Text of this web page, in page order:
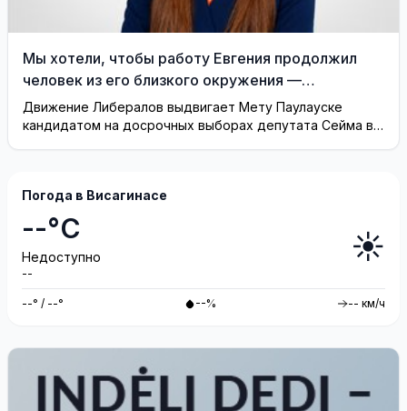
Мы хотели, чтобы работу Евгения продолжил
человек из его близкого окружения —
Висагинское отделение Либерального движения
Движение Либералов выдвигает Мету Паулауске
кандидатом на досрочных выборах депутата Сейма в
Погода в Висагинасе
--°C
Недоступно
--
☀️
--° / --° --% -- км/ч